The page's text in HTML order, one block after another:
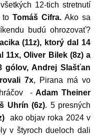
12-tich stretnutí
toTomáš Cifra. Ako sa
budú ohrozovať?
(11z), ktorý dal 14
11x, Oliver Bilek (8z) a
gólov, Andrej Slašťan
7x, Pirana má vo
hráčov -Adam Theiner
Uhrín (6z). 5 presných
ako objav roka 2024 v
v štyroch dueloch dali